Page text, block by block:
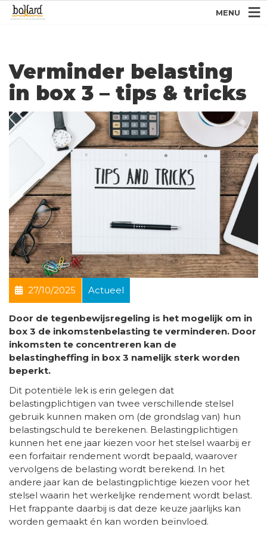
MENU
Verminder belasting
in box 3 – tips & tricks
27/10/2025 Actueel
Door de tegenbewijsregeling is het mogelijk om in
box 3 de inkomstenbelasting te verminderen. Door
inkomsten te concentreren kan de
belastingheffing in box 3 namelijk sterk worden
beperkt.
Dit potentiële lek is erin gelegen dat
belastingplichtigen van twee verschillende stelsel
gebruik kunnen maken om (de grondslag van) hun
belastingschuld te berekenen. Belastingplichtigen
kunnen het ene jaar kiezen voor het stelsel waarbij er
een forfaitair rendement wordt bepaald, waarover
vervolgens de belasting wordt berekend. In het
andere jaar kan de belastingplichtige kiezen voor het
stelsel waarin het werkelijke rendement wordt belast.
Het frappante daarbij is dat deze keuze jaarlijks kan
worden gemaakt én kan worden beïnvloed.